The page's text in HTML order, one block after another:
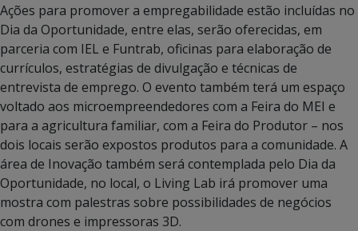
Ações para promover a empregabilidade estão incluídas no
Dia da Oportunidade, entre elas, serão oferecidas, em
parceria com IEL e Funtrab, oficinas para elaboração de
currículos, estratégias de divulgação e técnicas de
entrevista de emprego. O evento também terá um espaço
voltado aos microempreendedores com a Feira do MEI e
para a agricultura familiar, com a Feira do Produtor – nos
dois locais serão expostos produtos para a comunidade. A
área de Inovação também será contemplada pelo Dia da
Oportunidade, no local, o Living Lab irá promover uma
mostra com palestras sobre possibilidades de negócios
com drones e impressoras 3D.